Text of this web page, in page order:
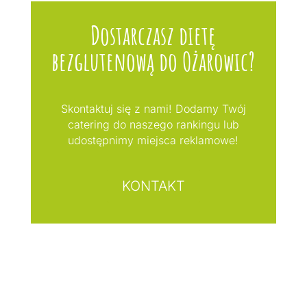
Dostarczasz dietę
bezglutenową do Ożarowic?
Skontaktuj się z nami! Dodamy Twój
catering do naszego rankingu lub
udostępnimy miejsca reklamowe!
KONTAKT